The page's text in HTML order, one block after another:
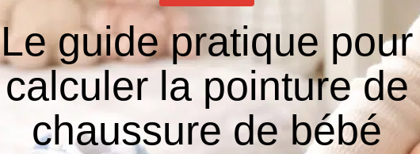
Le guide pratique pour
calculer la pointure de
chaussure de bébé